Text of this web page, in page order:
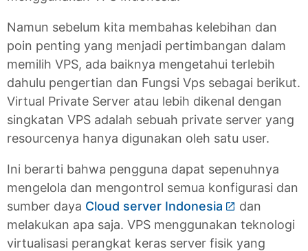
Namun sebelum kita membahas kelebihan dan
poin penting yang menjadi pertimbangan dalam
memilih VPS, ada baiknya mengetahui terlebih
dahulu pengertian dan Fungsi Vps sebagai berikut.
Virtual Private Server atau lebih dikenal dengan
singkatan VPS adalah sebuah private server yang
resourcenya hanya digunakan oleh satu user.
Ini berarti bahwa pengguna dapat sepenuhnya
mengelola dan mengontrol semua konfigurasi dan
sumber daya Cloud server Indonesia
dan
melakukan apa saja. VPS menggunakan teknologi
virtualisasi perangkat keras server fisik yang